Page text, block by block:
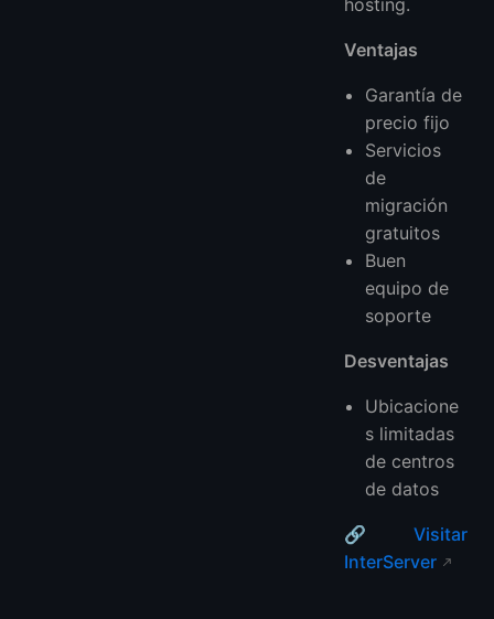
hosting.
Ventajas
Garantía de
precio fijo
Servicios
de
migración
gratuitos
Buen
equipo de
soporte
Desventajas
Ubicacione
s limitadas
de centros
de datos
🔗 Visitar
InterServer